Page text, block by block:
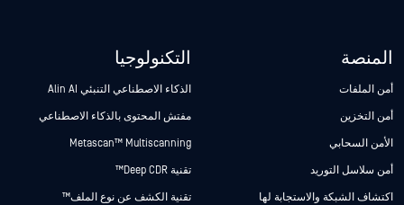
المنصة
أمن الملفات
أمن التخزين
الأمن السحابي
أمن سلاسل التوريد
اكتشاف الشبكة والاستجابة لها
التكنولوجيا
الذكاء الاصطناعي التنبئي Alin AI
مفتش المحتوى بالذكاء الاصطناعي
Metascan™ Multiscanning
تقنية Deep CDR™
تقنية الكشف عن نوع الملف™